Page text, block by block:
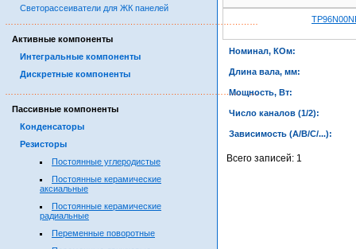
Светорассеиватели для ЖК панелей
Активные компоненты
Интегральные компоненты
Дискретные компоненты
……………………………………………………………………………
Пассивные компоненты
Конденсаторы
Резисторы
Постоянные углеродистые
Постоянные керамические
аксиальные
Постоянные керамические
радиальные
Переменные поворотные
Номинал, КОм:
Длина вала, мм:
Мощность, Вт:
Число каналов (1/2):
Зависимость (A/B/C/...):
Всего записей: 1